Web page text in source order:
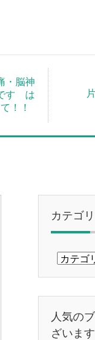
・脳神
す は
！！
カテゴ
カ
リ
人気の
ざいます